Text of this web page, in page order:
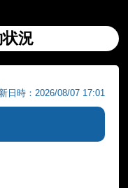
況
日時：2026/08/07 17:01